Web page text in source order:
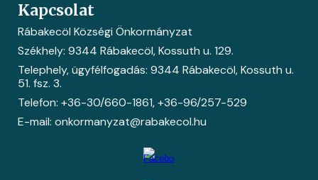
Kapcsolat
Rábakecöl Községi Önkormányzat
Székhely: 9344 Rábakecöl, Kossuth u. 129.
Telephely, ügyfélfogadás: 9344 Rábakecöl, Kossuth u.
51. fsz. 3.
Telefon: +36-30/660-1861, +36-96/257-529
E-mail: onkormanyzat@rabakecol.hu